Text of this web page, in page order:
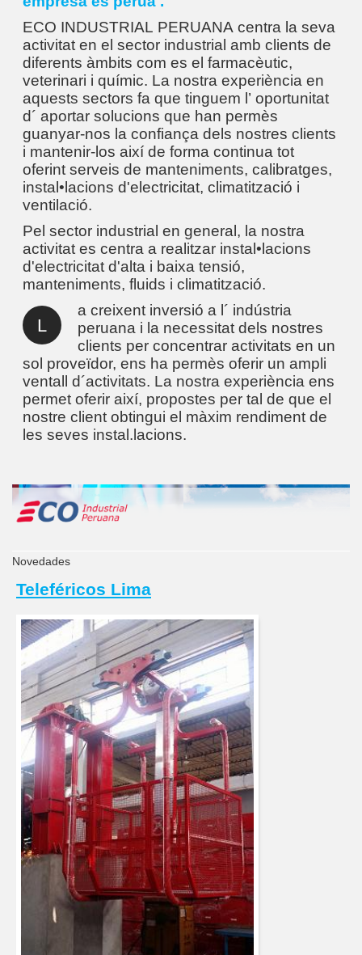
ECO INDUSTRIAL PERUANA centra la seva
activitat en el sector industrial amb clients de
diferents àmbits com es el farmacèutic,
veterinari i químic. La nostra experiència en
aquests sectors fa que tinguem l’ oportunitat
d´ aportar solucions que han permès
guanyar-nos la confiança dels nostres clients
i mantenir-los així de forma continua tot
oferint serveis de manteniments, calibratges,
instal•lacions d'electricitat, climatització i
ventilació.
Pel sector industrial en general, la nostra
activitat es centra a realitzar instal•lacions
d'electricitat d'alta i baixa tensió,
manteniments, fluids i climatització.
L
a creixent inversió a l´ indústria
peruana i la necessitat dels nostres
clients per concentrar activitats en un
sol proveïdor, ens ha permès oferir un ampli
ventall d´activitats. La nostra experiència ens
permet oferir així, propostes per tal de que el
nostre client obtingui el màxim rendiment de
les seves instal.lacions.
Novedades
Teleféricos Lima